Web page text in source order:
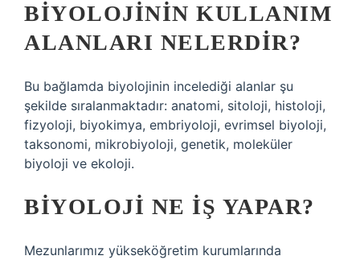
BIYOLOJININ KULLANIM
ALANLARI NELERDIR?
Bu bağlamda biyolojinin incelediği alanlar şu
şekilde sıralanmaktadır: anatomi, sitoloji, histoloji,
fizyoloji, biyokimya, embriyoloji, evrimsel biyoloji,
taksonomi, mikrobiyoloji, genetik, moleküler
biyoloji ve ekoloji.
BIYOLOJI NE IŞ YAPAR?
Mezunlarımız yükseköğretim kurumlarında